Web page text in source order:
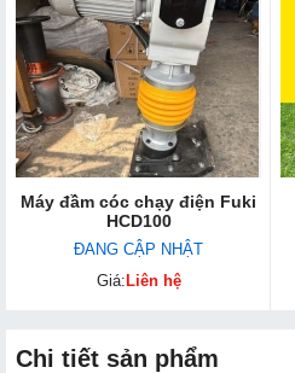
Máy đầm cóc chạy điện Fuki
HCD100
ĐANG CẬP NHẬT
Giá: Liên hệ
Chi tiết sản phẩm